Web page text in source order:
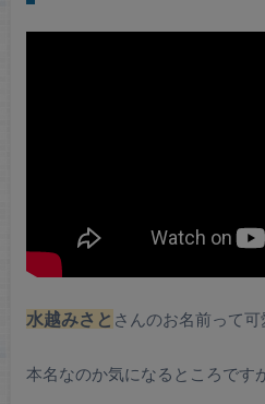
水越みさと さんのお名前って可
本名なのか気になるところです